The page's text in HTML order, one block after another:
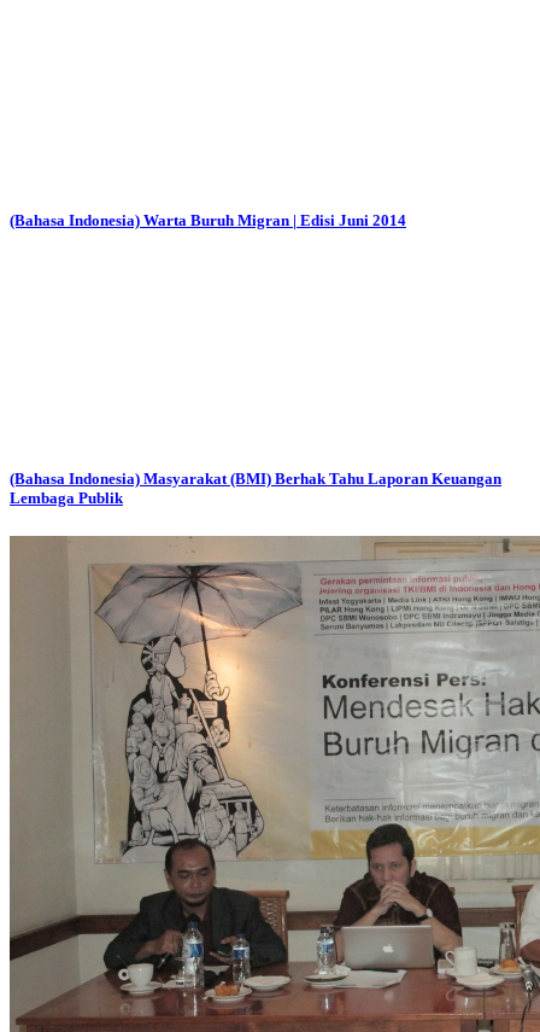
(Bahasa Indonesia) Warta Buruh Migran | Edisi Juni 2014
(Bahasa Indonesia) Masyarakat (BMI) Berhak Tahu Laporan Keuangan
Lembaga Publik